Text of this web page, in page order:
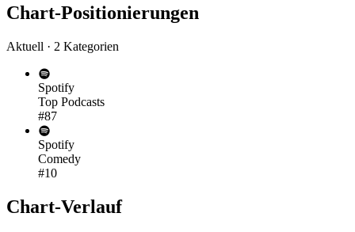
Chart-Positionierungen
Aktuell · 2 Kategorien
Spotify
Top Podcasts
#87
Spotify
Comedy
#10
Chart-Verlauf